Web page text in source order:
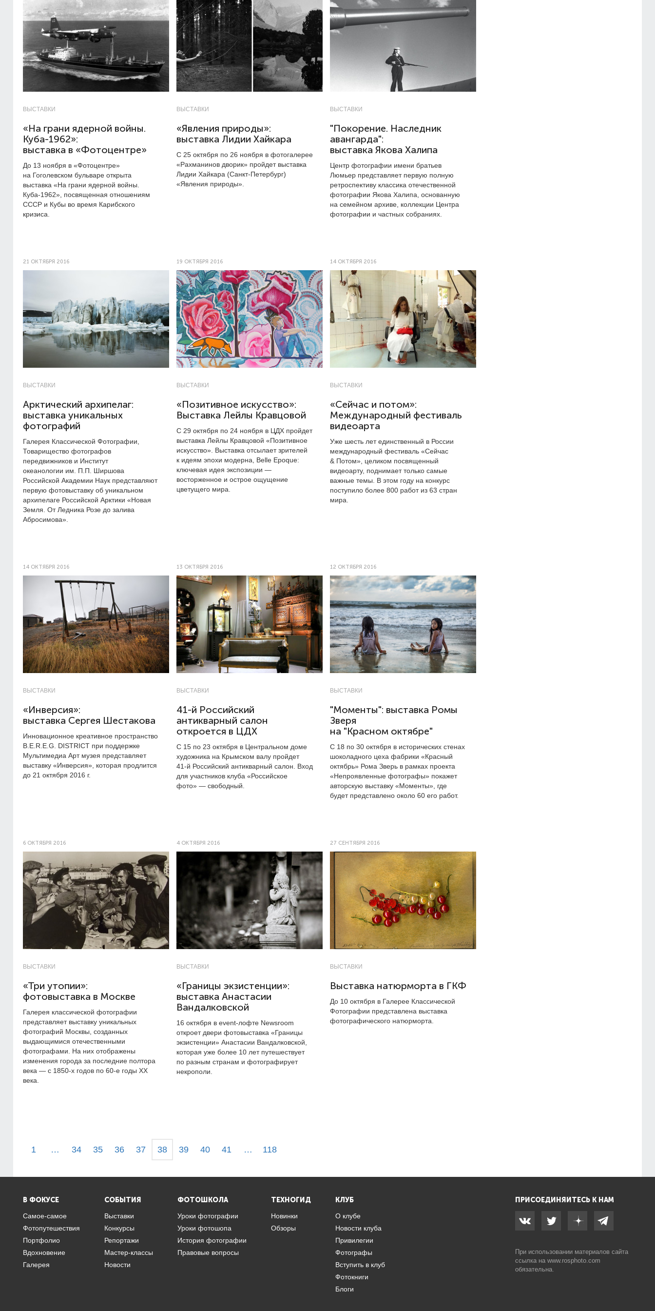
ВЫСТАВКИ
«На грани ядерной войны.
Куба-1962»:
выставка в «Фотоцентре»
До 13 ноября в «Фотоцентре»
на Гоголевском бульваре открыта
выставка «На грани ядерной войны.
Куба-1962», посвященная отношениям
СССР и Кубы во время Карибского
кризиса.
ВЫСТАВКИ
«Явления природы»:
выставка Лидии Хайкара
С 25 октября по 26 ноября в фотогалерее
«Рахманинов дворик» пройдет выставка
Лидии Хайкара (Санкт-Петербург)
«Явления природы».
ВЫСТАВКИ
"Покорение. Наследник
авангарда":
выставка Якова Халипа
Центр фотографии имени братьев
Люмьер представляет первую полную
ретроспективу классика отечественной
фотографии Якова Халипа, основанную
на семейном архиве, коллекции Центра
фотографии и частных собраниях.
21 ОКТЯБРЯ 2016
ВЫСТАВКИ
Арктический архипелаг:
выставка уникальных
фотографий
Галерея Классической Фотографии,
Товарищество фотографов
передвижников и Институт
океанологии им. П.П. Ширшова
Российской Академии Наук представляют
первую фотовыставку об уникальном
архипелаге Российской Арктики «Новая
Земля. От Ледника Розе до залива
Абросимова».
19 ОКТЯБРЯ 2016
ВЫСТАВКИ
«Позитивное искусство»:
Выставка Лейлы Кравцовой
С 29 октября по 24 ноября в ЦДХ пройдет
выставка Лейлы Кравцовой «Позитивное
искусство». Выставка отсылает зрителей
к идеям эпохи модерна, Belle Epoque:
ключевая идея экспозиции —
восторженное и острое ощущение
цветущего мира.
14 ОКТЯБРЯ 2016
ВЫСТАВКИ
«Сейчас и потом»:
Международный фестиваль
видеоарта
Уже шесть лет единственный в России
международный фестиваль «Сейчас
& Потом», целиком посвященный
видеоарту, поднимает только самые
важные темы. В этом году на конкурс
поступило более 800 работ из 63 стран
мира.
14 ОКТЯБРЯ 2016
ВЫСТАВКИ
«Инверсия»:
выставка Сергея Шестакова
Инновационное креативное пространство
B.E.R.E.G. DISTRICT при поддержке
Мультимедиа Арт музея представляет
выставку «Инверсия», которая продлится
до 21 октября 2016 г.
13 ОКТЯБРЯ 2016
ВЫСТАВКИ
41-й Российский
антикварный салон
откроется в ЦДХ
С 15 по 23 октября в Центральном доме
художника на Крымском валу пройдет
41-й Российский антикварный салон. Вход
для участников клуба «Российское
фото» — свободный.
12 ОКТЯБРЯ 2016
ВЫСТАВКИ
"Моменты": выставка Ромы
Зверя
на "Красном октябре"
С 18 по 30 октября в исторических стенах
шоколадного цеха фабрики «Красный
октябрь» Рома Зверь в рамках проекта
«Непроявленные фотографы» покажет
авторскую выставку «Моменты», где
будет представлено около 60 его работ.
6 ОКТЯБРЯ 2016
ВЫСТАВКИ
«Три утопии»:
фотовыставка в Москве
Галерея классической фотографии
представляет выставку уникальных
фотографий Москвы, созданных
выдающимися отечественными
фотографами. На них отображены
изменения города за последние полтора
века — с 1850-х годов по 60-е годы ХХ
века.
4 ОКТЯБРЯ 2016
ВЫСТАВКИ
«Границы экзистенции»:
выставка Анастасии
Вандалковской
16 октября в event-лофте Newsroom
откроет двери фотовыставка «Границы
экзистенции» Анастасии Вандалковской,
которая уже более 10 лет путешествует
по разным странам и фотографирует
некрополи.
27 СЕНТЯБРЯ 2016
ВЫСТАВКИ
Выставка натюрморта в ГКФ
До 10 октября в Галерее Классической
Фотографии представлена выставка
фотографического натюрморта.
1 … 34 35 36 37 38 39 40 41 … 118
В ФОКУСЕ
Самое-самое
Фотопутешествия
Портфолио
Вдохновение
Галерея
СОБЫТИЯ
Выставки
Конкурсы
Репортажи
Мастер-классы
Новости
ФОТОШКОЛА
Уроки фотографии
Уроки фотошопа
История фотографии
Правовые вопросы
ТЕХНОГИД
Новинки
Обзоры
КЛУБ
О клубе
Новости клуба
Привилегии
Фотографы
Вступить в клуб
Фотокниги
Блоги
ПРИСОЕДИНЯЙТЕСЬ К НАМ
При использовании материалов сайта
ссылка на www.rosphoto.com
обязательна.